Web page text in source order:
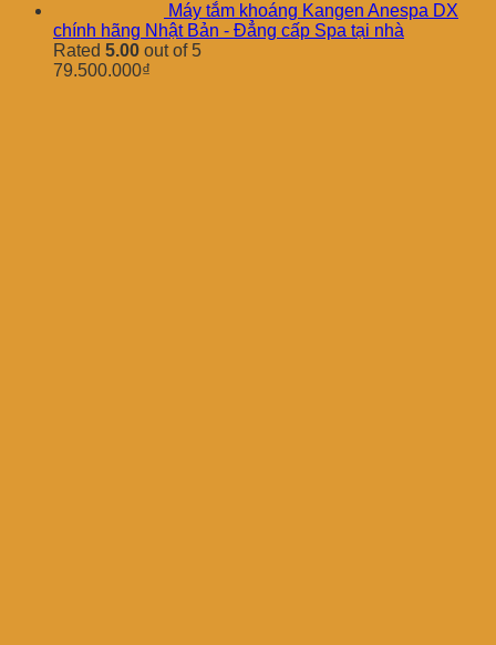
Máy tắm khoáng Kangen Anespa DX
chính hãng Nhật Bản - Đẳng cấp Spa tại nhà
Rated 5.00 out of 5
79.500.000₫